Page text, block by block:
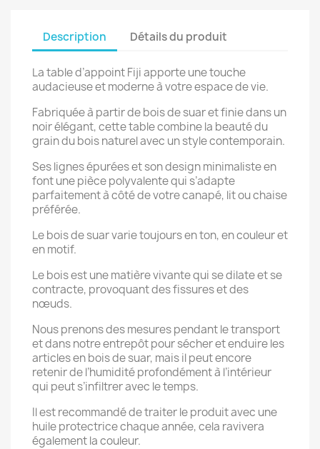
Description Détails du produit
La table d’appoint Fiji apporte une touche
audacieuse et moderne à votre espace de vie.
Fabriquée à partir de bois de suar et finie dans un
noir élégant, cette table combine la beauté du
grain du bois naturel avec un style contemporain.
Ses lignes épurées et son design minimaliste en
font une pièce polyvalente qui s’adapte
parfaitement à côté de votre canapé, lit ou chaise
préférée.
Le bois de suar varie toujours en ton, en couleur et
en motif.
Le bois est une matière vivante qui se dilate et se
contracte, provoquant des fissures et des
nœuds.
Nous prenons des mesures pendant le transport
et dans notre entrepôt pour sécher et enduire les
articles en bois de suar, mais il peut encore
retenir de l’humidité profondément à l’intérieur
qui peut s’infiltrer avec le temps.
Il est recommandé de traiter le produit avec une
huile protectrice chaque année, cela ravivera
également la couleur.